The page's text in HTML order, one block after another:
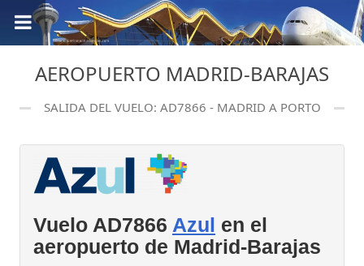
AEROPUERTO MADRID-BARAJAS
SALIDA DEL VUELO: AD7866 - MADRID A PORTO
Vuelo AD7866 Azul en el
aeropuerto de Madrid-Barajas